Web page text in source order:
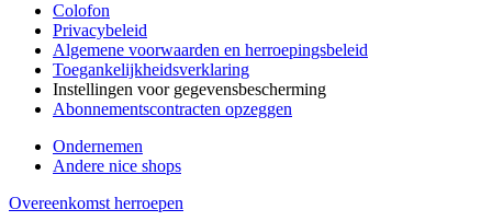
Colofon
Privacybeleid
Algemene voorwaarden en herroepingsbeleid
Toegankelijkheidsverklaring
Instellingen voor gegevensbescherming
Abonnementscontracten opzeggen
Ondernemen
Andere nice shops
Overeenkomst herroepen